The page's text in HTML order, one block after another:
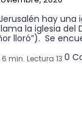
hay
la iglesia del
lloró”). Se
6 min. Lectura 13 0